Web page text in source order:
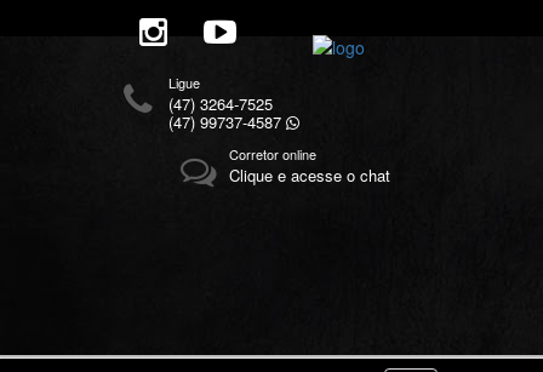
Ligue
(47) 3264-7525
(47) 99737-4587
Corretor online
Clique e acesse o chat